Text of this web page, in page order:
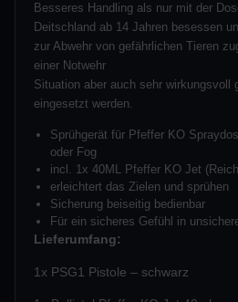
Besseres Handling als nur mit der
Deitschland ab 14 Jahren besessen
zur Abwehr von gefährlichen Tieren
einer Notwehr
Situation aber auch sehr wirkungsvoll
eingesetzt werden.
Sprühgerät für Pfeffer KO
oder Fog
incl. 1x 40ML Pfeffer KO Jet
erleichtert das Zielen und sprühen
Sicherung beiseitig bedienbar
Für ein sicheres Gefühl in
Lieferumfang:
1x PSG1 Pistole – schwarz